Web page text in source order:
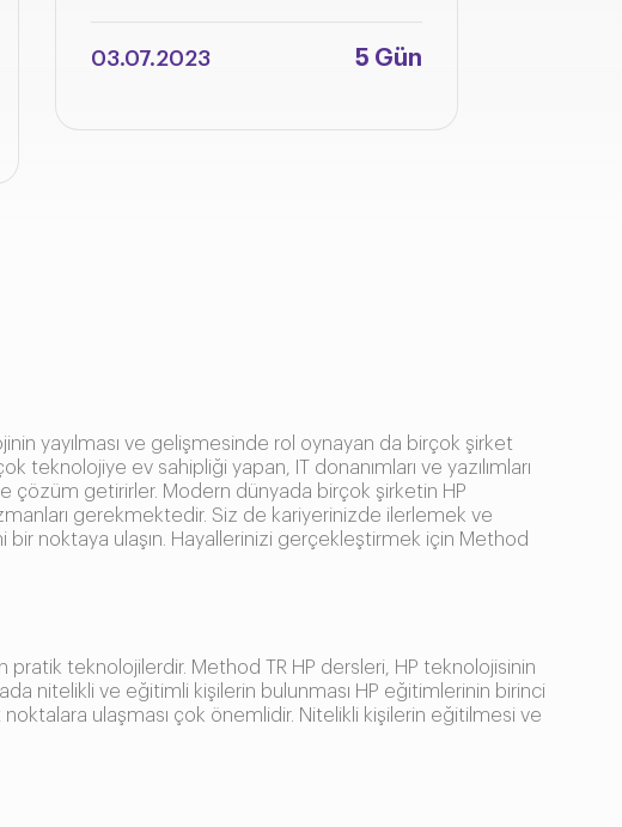
03.07.2023 5 Gün
yayılması ve gelişmesinde rol oynayan da birçok şirket
teknolojiye ev sahipliği yapan, IT donanımları ve yazılımları
çözüm getirirler. Modern dünyada birçok şirketin HP
gerekmektedir. Siz de kariyerinizde ilerlemek ve
noktaya ulaşın. Hayallerinizi gerçekleştirmek için Method
pratik teknolojilerdir. Method TR HP dersleri, HP teknolojisinin
nitelikli ve eğitimli kişilerin bulunması HP eğitimlerinin birinci
noktalara ulaşması çok önemlidir. Nitelikli kişilerin eğitilmesi ve